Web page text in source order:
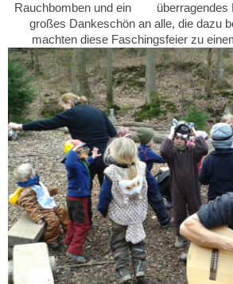
Rauchbomben und ein überragendes
großes Dankeschön an alle, die dazu
machten diese Faschingsfeier zu